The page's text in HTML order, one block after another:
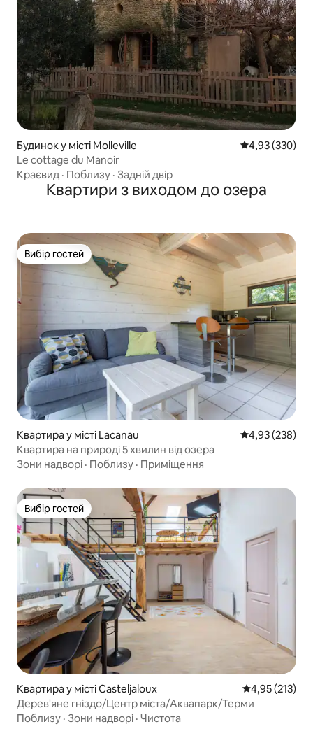
Будинок у місті Molleville Середня
4,93 (330)
Le cottage du Manoir
Краєвид · Поблизу · Задній двір
Квартири з виходом до озера
Вибір гостей
Вибір гостей
Квартира у місті Lacanau Середня
4,93 (238)
Квартира на природі 5 хвилин від озера
Зони надворі · Поблизу · Приміщення
Вибір гостей
Вибір гостей
Квартира у місті Casteljaloux Середня
4,95 (213)
Дерев'яне гніздо/Центр міста/Аквапарк/Терми
Поблизу · Зони надворі · Чистота